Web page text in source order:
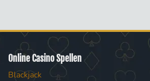
Online Casino Spellen
Blackjack